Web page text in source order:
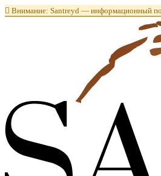
 Внимание: Santreyd — информационный